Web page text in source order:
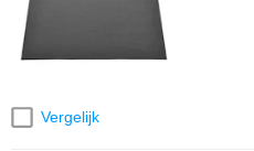
Vergelijk